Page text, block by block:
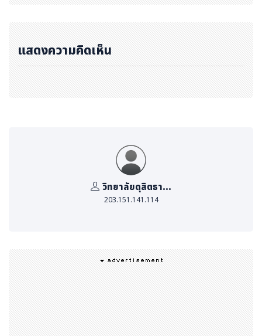
แสดงความคิดเห็น
วิทยาลัยดุสิตธา...
203.151.141.114